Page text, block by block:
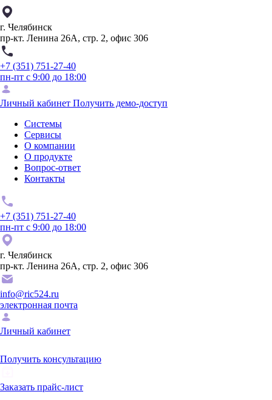
г. Челябинск
пр-кт. Ленина 26А, стр. 2, офис 306
+7 (351) 751-27-40
пн-пт с 9:00 до 18:00
Личный кабинет Получить демо-доступ
Системы
Сервисы
О компании
О продукте
Вопрос-ответ
Контакты
+7 (351) 751-27-40
пн-пт с 9:00 до 18:00
г. Челябинск
пр-кт. Ленина 26А, стр. 2, офис 306
info@ric524.ru
электронная почта
Личный кабинет
Получить консультацию
Заказать прайс-лист